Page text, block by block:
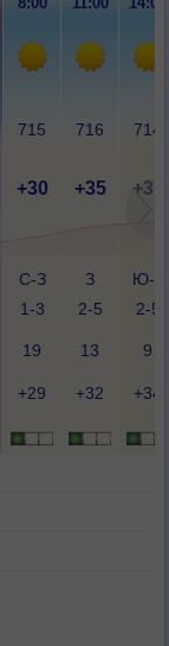
715 716 714
+30 +35 +37
С-З
1-3
З
2-5
Ю-З
2-5
19 13 9
+29 +32 +34